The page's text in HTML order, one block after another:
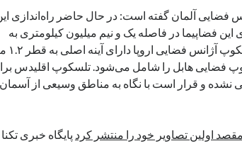
فضایی آلمان گفته است: در حال حاضر راه‌اندازی
فضاپیما در فاصله یک و نیم میلیون کیلومتری به
موقعیت نهایی و ثابت خواهد
فضایی هابل را شامل می‌شود. تلسکوپ اقلیدس
نشده و قرار است با نگاه به مناطق وسیعی از آسمان
اولین تصاویر خود را منتشر کرد پایگاه خبری تکنا